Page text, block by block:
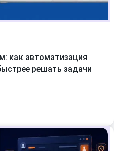
как автоматизация
решать задачи